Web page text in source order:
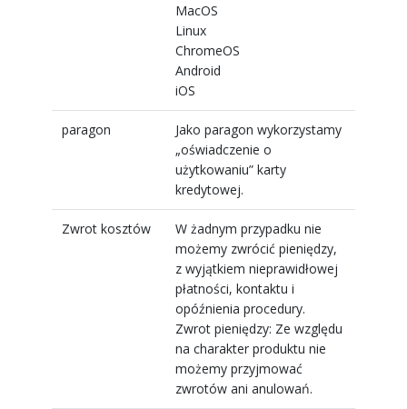
MacOS
Linux
ChromeOS
Android
iOS
paragon
Jako paragon wykorzystamy
„oświadczenie o
użytkowaniu” karty
kredytowej.
Zwrot kosztów
W żadnym przypadku nie
możemy zwrócić pieniędzy,
z wyjątkiem nieprawidłowej
płatności, kontaktu i
opóźnienia procedury.
Zwrot pieniędzy: Ze względu
na charakter produktu nie
możemy przyjmować
zwrotów ani anulowań.